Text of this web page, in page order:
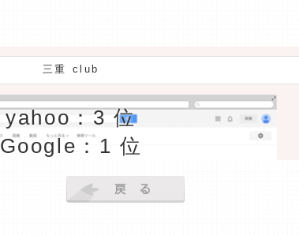
三重 club
yahoo：3 位
Google：1 位